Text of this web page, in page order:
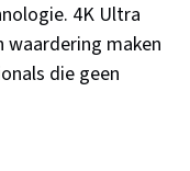
4K Ultra
waardering maken
die geen